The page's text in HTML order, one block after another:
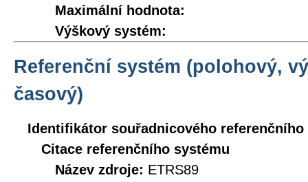
Maximální hodnota:
Výškový systém:
Referenční systém (polohový,
časový)
Identifikátor souřadnicového referenčního
Citace referenčního systému
Název zdroje: ETRS89